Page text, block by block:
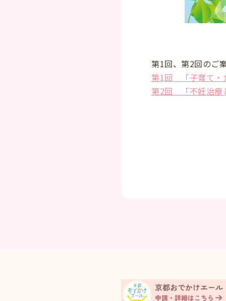
第1回、第2回のご
第1回 「子育て・
第2回 「不妊治療